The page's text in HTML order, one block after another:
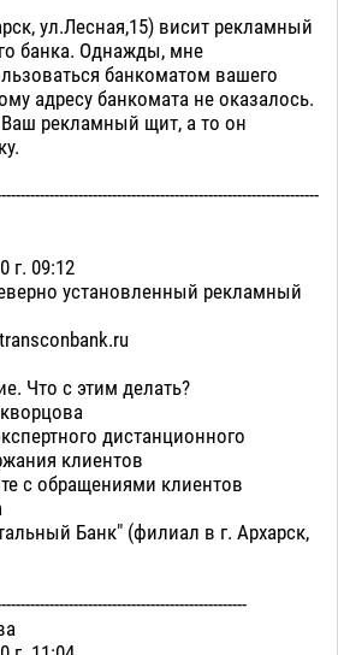
ул.Лесная,15) висит рекламный
банка. Однажды, мне
банкоматом вашего
адресу банкомата не оказалось.
Ваш рекламный щит, а то он
г. 09:12
установленный рекламный
Что с этим делать?
дистанционного
клиентов
с обращениями клиентов
Банк" (филиал в г. Архарск,